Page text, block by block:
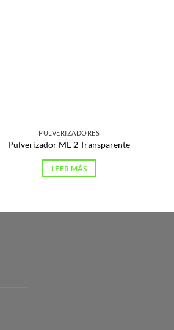
PULVERIZADORES
Pulverizador ML-2 Transparente
LEER MÁS